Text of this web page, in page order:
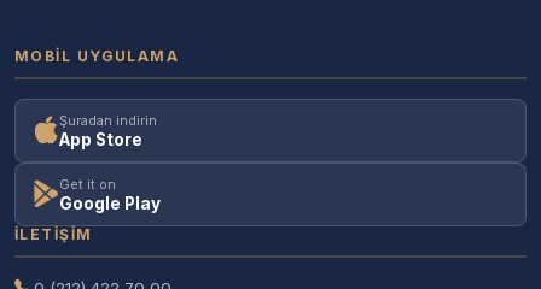
MOBIL UYGULAMA
Şuradan indirin
App Store
Get it on
Google Play
İLETIŞIM